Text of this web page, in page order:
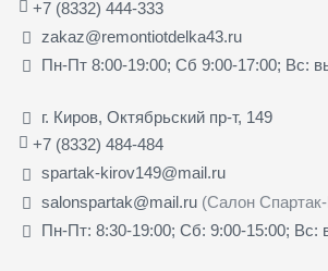
+7 (8332) 444-333
zakaz@remontiotdelka43.ru
Пн-Пт 8:00-19:00; Сб 9:00-17:00; Вс:
г. Киров, Октябрьский пр-т, 149
+7 (8332) 484-484
spartak-kirov149@mail.ru
salonspartak@mail.ru (Салон
Пн-Пт: 8:30-19:00; Сб: 9:00-15:00; Вс: